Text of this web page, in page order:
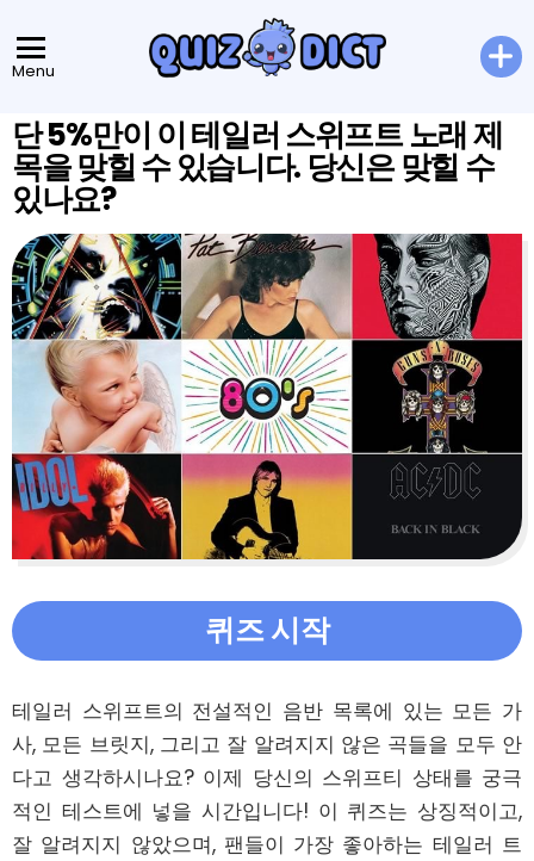
Menu
단 5%만이 이 테일러 스위프트 노래 제
목을 맞힐 수 있습니다. 당신은 맞힐 수
있나요?
퀴즈 시작
테일러 스위프트의 전설적인 음반 목록에 있는 모든 가
사, 모든 브릿지, 그리고 잘 알려지지 않은 곡들을 모두 안
다고 생각하시나요? 이제 당신의 스위프티 상태를 궁극
적인 테스트에 넣을 시간입니다! 이 퀴즈는 상징적이고,
잘 알려지지 않았으며, 팬들이 가장 좋아하는 테일러 트